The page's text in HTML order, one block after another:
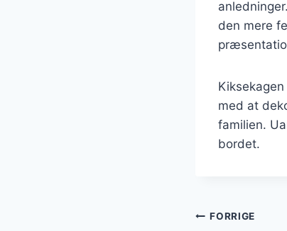
den mere
med at
familien.
bordet.
FORRIGE